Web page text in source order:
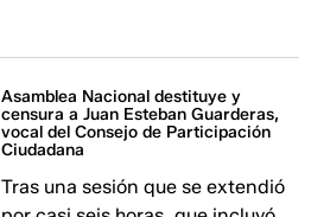
Asamblea Nacional destituye y
censura a Juan Esteban Guarderas,
vocal del Consejo de Participación
Ciudadana
Tras una sesión que se extendió